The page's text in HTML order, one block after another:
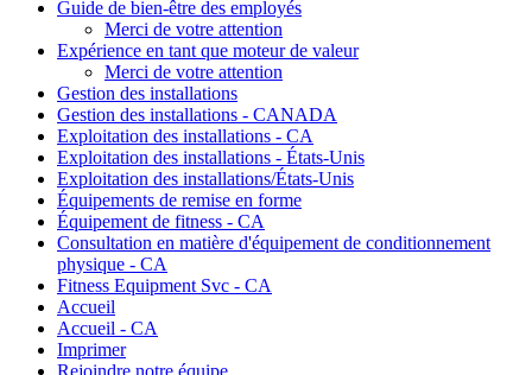
Guide de bien-être des employés
Merci de votre attention
Expérience en tant que moteur de valeur
Merci de votre attention
Gestion des installations
Gestion des installations - CANADA
Exploitation des installations - CA
Exploitation des installations - États-Unis
Exploitation des installations/États-Unis
Équipements de remise en forme
Équipement de fitness - CA
Consultation en matière d'équipement de conditionnement
physique - CA
Fitness Equipment Svc - CA
Accueil
Accueil - CA
Imprimer